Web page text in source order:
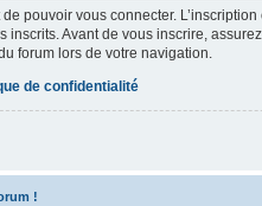
pouvoir vous connecter.
inscrits. Avant de vous inscrire,
forum lors de votre navigation.
de confidentialité
!